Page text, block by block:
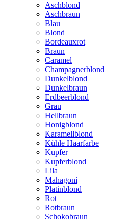
Aschblond
Aschbraun
Blau
Blond
Bordeauxrot
Braun
Caramel
Champagnerblond
Dunkelblond
Dunkelbraun
Erdbeerblond
Grau
Hellbraun
Honigblond
Karamellblond
Kühle Haarfarbe
Kupfer
Kupferblond
Lila
Mahagoni
Platinblond
Rot
Rotbraun
Schokobraun